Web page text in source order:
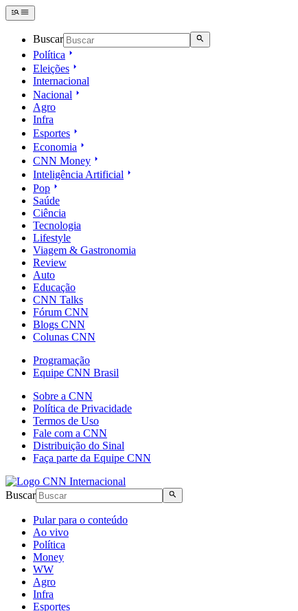
Buscar
Política
Eleições
Internacional
Nacional
Agro
Infra
Esportes
Economia
CNN Money
Inteligência Artificial
Pop
Saúde
Ciência
Tecnologia
Lifestyle
Viagem & Gastronomia
Review
Auto
Educação
CNN Talks
Fórum CNN
Blogs CNN
Colunas CNN
Programação
Equipe CNN Brasil
Sobre a CNN
Política de Privacidade
Termos de Uso
Fale com a CNN
Distribuição do Sinal
Faça parte da Equipe CNN
Buscar
Pular para o conteúdo
Ao vivo
Política
Money
WW
Agro
Infra
Esportes